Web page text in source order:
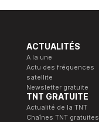
ACTUALITÉS
A la une
Actu des fréquences
satellite
Newsletter gratuite
TNT GRATUITE
Actualité de la TNT
Chaînes TNT gratuites